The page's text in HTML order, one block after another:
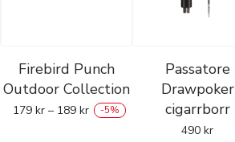
Firebird Punch
Outdoor Collection
179 kr – 189 kr -5%
Passatore
Drawpoker
cigarrborr
490kr